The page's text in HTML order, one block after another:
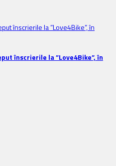
înscrierile la ”Love4Bike”, în